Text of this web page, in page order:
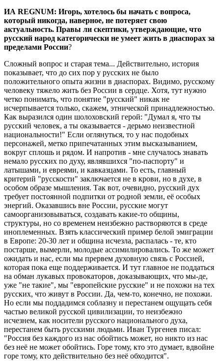
ИА REGNUM: Игорь, хотелось бы начать с вопроса,
который никогда, наверное, не потеряет свою
актуальность. Правы ли скептики, утверждающие, что
русский народ категорически не умеет жить в диаспорах за
пределами России?
Сложный вопрос и старая тема... Действительно, история
показывает, что до сих пор у русских не было
положительного опыта жизни в диаспорах. Видимо, русскому
человеку тяжело жить без России в сердце. Хотя, тут нужно
четко понимать, что понятие "русский" никак не
исчерпывается только, скажем, этнической принадлежностью.
Как выразился один шолоховский герой: "Думал я, что ты
русский человек, а ты оказывается - дерьмо неизвестной
национальности!" Если оглянуться, то у нас подобных
персонажей, метко припечатанных этим высказыванием,
вокруг сплошь и рядом. И напротив - мне случалось знавать
немало русских по духу, являвшихся "по-паспорту" и
латышами, и евреями, и кавказцами. То есть, главный
критерий "русскости" заключается не в крови, но в духе, в
особом образе мышления. Так вот, очевидно, русский дух
требует постоянной подпитки от родной земли, её особых
энергий. Оказавшись вне России, русские могут
самоорганизовываться, создавать какие-то общины,
структуры, но со временем неизбежно растворяются в среде
иноплеменных. Взять классический пример белой эмиграции
в Европе: 20-30 лет и община исчезла, распалась - те, кто
постарше, вымерли, молодые ассимилировались. То же может
ожидать и нас, если мы прервем духовную связь с Россией,
которая пока еще поддерживается. И тут главное не поддаться
на обман лукавых провокаторов, доказывающих, что мы-де,
уже "не такие", мы "европейские русские" и не похожи на тех
русских, что живут в России. Да, чем-то, конечно, не похожи.
Но если мы поддадимся соблазну и перестанем ощущать себя
частью великой русской цивилизации, то неизбежно
исчезнем, как носители русского национального духа,
перестанем быть русскими людьми. Иван Тургенев писал:
"Россия без каждого из нас обойтись может, но никто из нас
без неё не может обойтись. Горе тому, кто это думает, вдвойне
горе тому, кто действительно без неё обходится".